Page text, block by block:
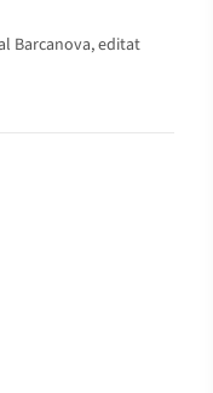
Barcanova, editat